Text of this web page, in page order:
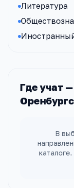
Литература
Где учат —
В
каталоге.